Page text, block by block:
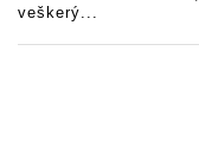
veškerý...